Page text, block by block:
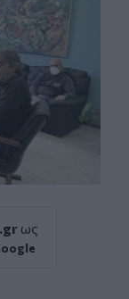
ως